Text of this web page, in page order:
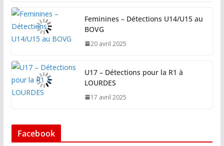
Feminines – Détections U14/U15 au
BOVG
20 avril 2025
U17 – Détections pour la R1 à
LOURDES
17 avril 2025
Facebook